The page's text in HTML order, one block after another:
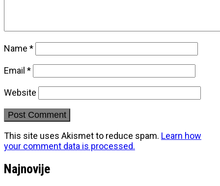
Name *
Email *
Website
This site uses Akismet to reduce spam. Learn how
your comment data is processed.
Najnovije